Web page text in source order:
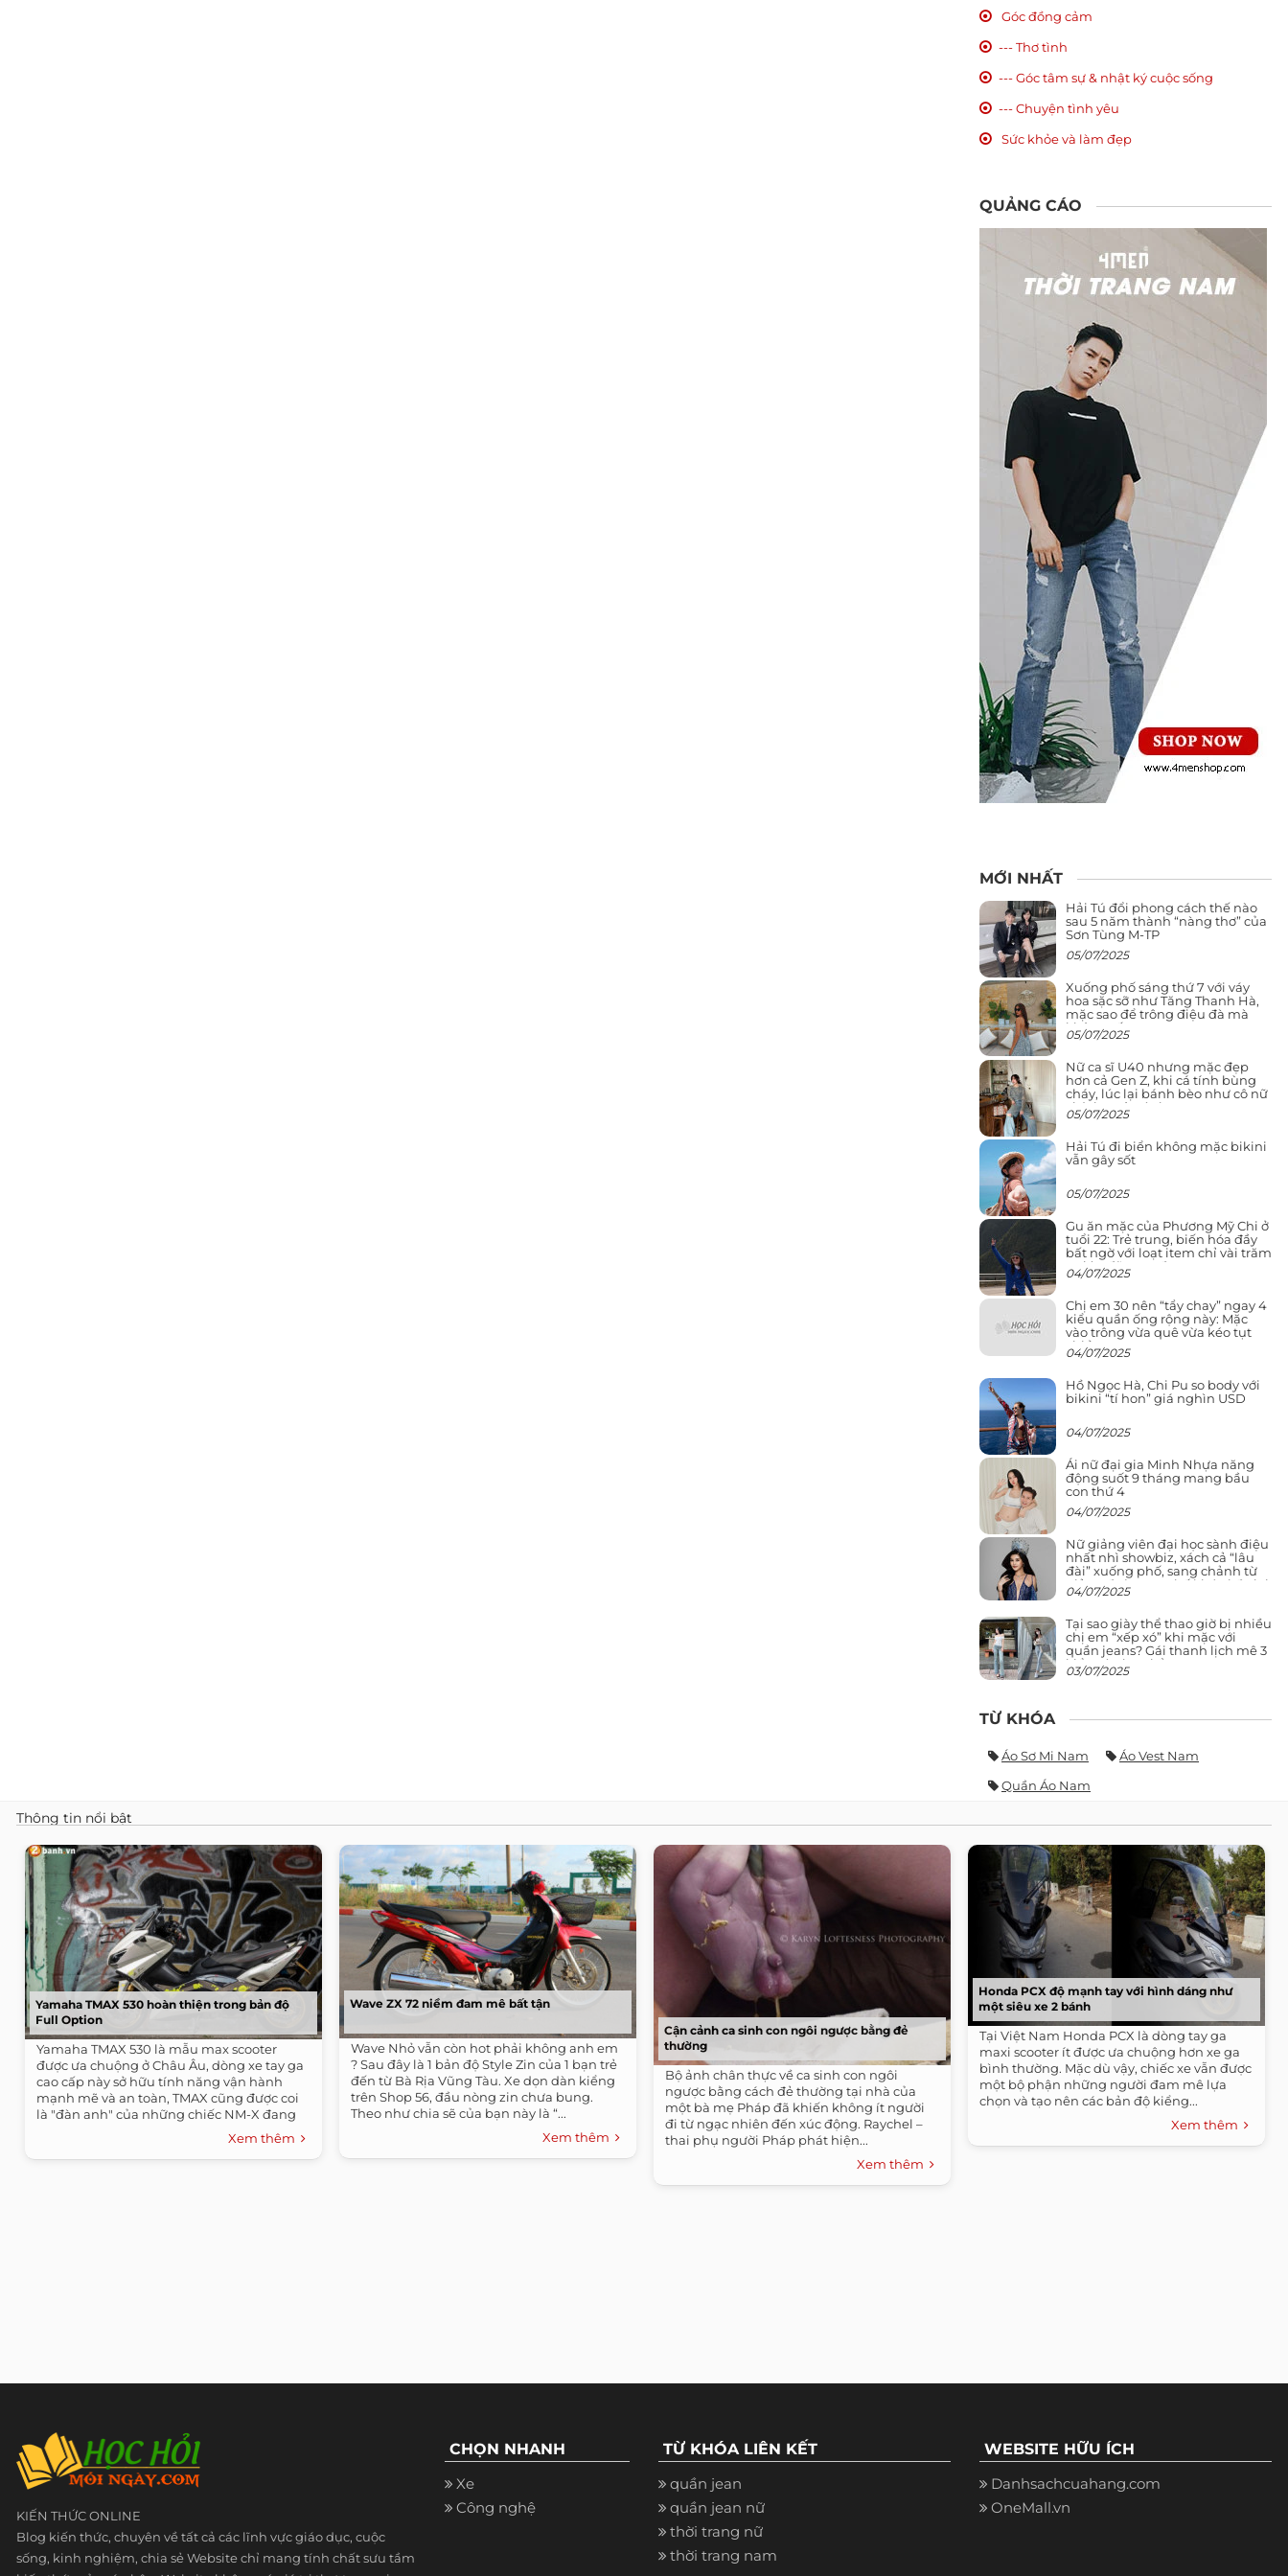
Góc đồng cảm
--- Thơ tình
--- Góc tâm sự & nhật ký cuộc sống
--- Chuyện tình yêu
Sức khỏe và làm đẹp
QUẢNG CÁO
MỚI NHẤT
Hải Tú đổi phong cách thế nào
sau 5 năm thành “nàng thơ” của
Sơn Tùng M-TP
05/07/2025
Xuống phố sáng thứ 7 với váy
hoa sặc sỡ như Tăng Thanh Hà,
mặc sao để trông điệu đà mà
không sến
05/07/2025
Nữ ca sĩ U40 nhưng mặc đẹp
hơn cả Gen Z, khi cá tính bùng
cháy, lúc lại bánh bèo như cô nữ
chính ngôn tình
05/07/2025
Hải Tú đi biển không mặc bikini
vẫn gây sốt
05/07/2025
Gu ăn mặc của Phương Mỹ Chi ở
tuổi 22: Trẻ trung, biến hóa đầy
bất ngờ với loạt item chỉ vài trăm
nghìn đã mua được
04/07/2025
Chị em 30 nên “tẩy chay” ngay 4
kiểu quần ống rộng này: Mặc
vào trông vừa quê vừa kéo tụt
chiều cao
04/07/2025
Hồ Ngọc Hà, Chi Pu so body với
bikini “tí hon” giá nghìn USD
04/07/2025
Ái nữ đại gia Minh Nhựa năng
động suốt 9 tháng mang bầu
con thứ 4
04/07/2025
Nữ giảng viên đại học sành điệu
nhất nhì showbiz, xách cả “lâu
đài” xuống phố, sang chảnh từ
giảng đường ra phố khó ai đọ lại
04/07/2025
Tại sao giày thể thao giờ bị nhiều
chị em “xếp xó” khi mặc với
quần jeans? Gái thanh lịch mê 3
kiểu này hơn hẳn
03/07/2025
TỪ KHÓA
Áo Sơ Mi Nam
Áo Vest Nam
Quần Áo Nam
Thông tin nổi bật
Yamaha TMAX 530 hoàn thiện trong bản độ
Full Option
Yamaha TMAX 530 là mẫu max scooter
được ưa chuộng ở Châu Âu, dòng xe tay ga
cao cấp này sở hữu tính năng vận hành
mạnh mẽ và an toàn, TMAX cũng được coi
là "đàn anh" của những chiếc NM-X đang
Xem thêm
Wave ZX 72 niềm đam mê bất tận
Wave Nhỏ vẫn còn hot phải không anh em
? Sau đây là 1 bản độ Style Zin của 1 bạn trẻ
đến từ Bà Rịa Vũng Tàu. Xe dọn dàn kiểng
trên Shop 56, đầu nòng zin chưa bung.
Theo như chia sẽ của bạn này là “...
Xem thêm
Cận cảnh ca sinh con ngôi ngược bằng đẻ
thường
Bộ ảnh chân thực về ca sinh con ngôi
ngược bằng cách đẻ thường tại nhà của
một bà mẹ Pháp đã khiến không ít người
đi từ ngạc nhiên đến xúc động. Raychel –
thai phụ người Pháp phát hiện...
Xem thêm
Honda PCX độ mạnh tay với hình dáng như
một siêu xe 2 bánh
Tại Việt Nam Honda PCX là dòng tay ga
maxi scooter ít được ưa chuộng hơn xe ga
bình thường. Mặc dù vậy, chiếc xe vẫn được
một bộ phận những người đam mê lựa
chọn và tạo nên các bản độ kiểng...
Xem thêm
KIẾN THỨC ONLINE
Blog kiến thức, chuyên về tất cả các lĩnh vực giáo dục, cuộc
sống, kinh nghiệm, chia sẻ Website chỉ mang tính chất sưu tầm
CHỌN NHANH
Xe
Công nghệ
TỪ KHÓA LIÊN KẾT
quần jean
quần jean nữ
thời trang nữ
thời trang nam
WEBSITE HỮU ÍCH
Danhsachcuahang.com
OneMall.vn